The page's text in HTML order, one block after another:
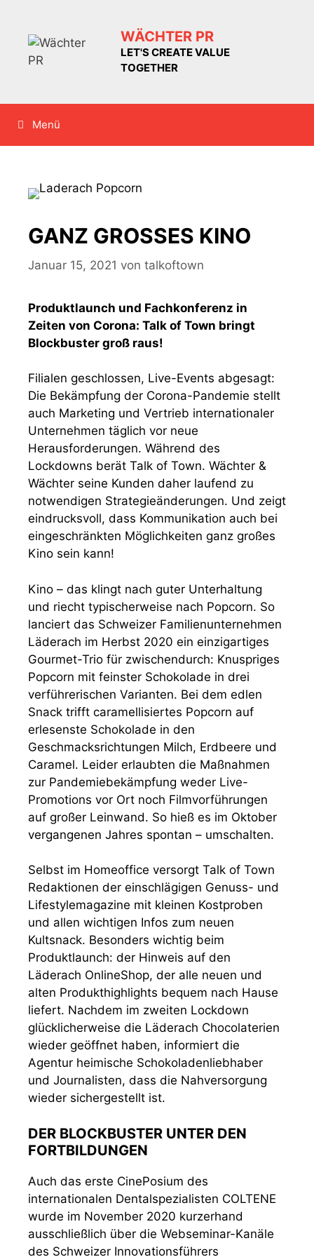
springen
WÄCHTER PR
LET'S CREATE VALUE
TOGETHER
Menü
GANZ GROSSES KINO
Januar 15, 2021 von talkoftown
Produktlaunch und Fachkonferenz in
Zeiten von Corona: Talk of Town bringt
Blockbuster groß raus!
Filialen geschlossen, Live-Events abgesagt:
Die Bekämpfung der Corona-Pandemie stellt
auch Marketing und Vertrieb internationaler
Unternehmen täglich vor neue
Herausforderungen. Während des
Lockdowns berät Talk of Town. Wächter &
Wächter seine Kunden daher laufend zu
notwendigen Strategieänderungen. Und zeigt
eindrucksvoll, dass Kommunikation auch bei
eingeschränkten Möglichkeiten ganz großes
Kino sein kann!
Kino – das klingt nach guter Unterhaltung
und riecht typischerweise nach Popcorn. So
lanciert das Schweizer Familienunternehmen
Läderach im Herbst 2020 ein einzigartiges
Gourmet-Trio für zwischendurch: Knuspriges
Popcorn mit feinster Schokolade in drei
verführerischen Varianten. Bei dem edlen
Snack trifft caramellisiertes Popcorn auf
erlesenste Schokolade in den
Geschmacksrichtungen Milch, Erdbeere und
Caramel. Leider erlaubten die Maßnahmen
zur Pandemiebekämpfung weder Live-
Promotions vor Ort noch Filmvorführungen
auf großer Leinwand. So hieß es im Oktober
vergangenen Jahres spontan – umschalten.
Selbst im Homeoffice versorgt Talk of Town
Redaktionen der einschlägigen Genuss- und
Lifestylemagazine mit kleinen Kostproben
und allen wichtigen Infos zum neuen
Kultsnack. Besonders wichtig beim
Produktlaunch: der Hinweis auf den
Läderach OnlineShop, der alle neuen und
alten Produkthighlights bequem nach Hause
liefert. Nachdem im zweiten Lockdown
glücklicherweise die Läderach Chocolaterien
wieder geöffnet haben, informiert die
Agentur heimische Schokoladenliebhaber
und Journalisten, dass die Nahversorgung
wieder sichergestellt ist.
DER BLOCKBUSTER UNTER DEN
FORTBILDUNGEN
Auch das erste CinePosium des
internationalen Dentalspezialisten COLTENE
wurde im November 2020 kurzerhand
ausschließlich über die Webseminar-Kanäle
des Schweizer Innovationsführers